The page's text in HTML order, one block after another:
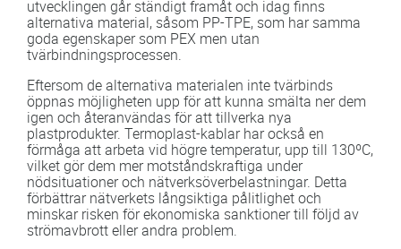
utvecklingen går ständigt framåt och idag finns
alternativa material, såsom PP-TPE, som har samma
goda egenskaper som PEX men utan
tvärbindningsprocessen.
Eftersom de alternativa materialen inte tvärbinds
öppnas möjligheten upp för att kunna smälta ner dem
igen och återanvändas för att tillverka nya
plastprodukter. Termoplast-kablar har också en
förmåga att arbeta vid högre temperatur, upp till 130ºC,
vilket gör dem mer motståndskraftiga under
nödsituationer och nätverksöverbelastningar. Detta
förbättrar nätverkets långsiktiga pålitlighet och
minskar risken för ekonomiska sanktioner till följd av
strömavbrott eller andra problem.